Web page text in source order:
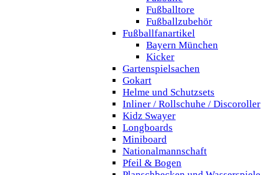
Fußballtore
Fußballzubehör
Fußballfanartikel
Bayern München
Kicker
Gartenspielsachen
Gokart
Helme und Schutzsets
Inliner / Rollschuhe / Discoroller
Kidz Swayer
Longboards
Miniboard
Nationalmannschaft
Pfeil & Bogen